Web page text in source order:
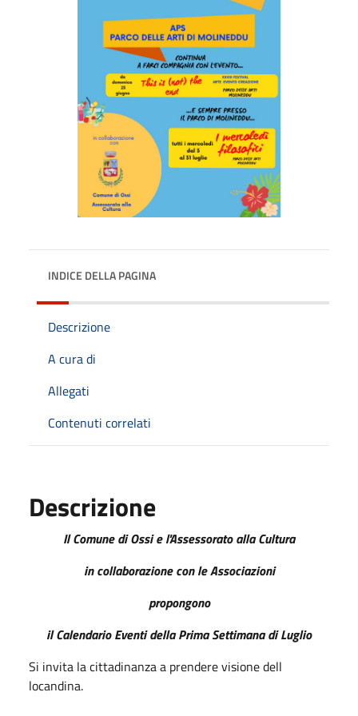
INDICE DELLA PAGINA
Descrizione
A cura di
Allegati
Contenuti correlati
Descrizione
Il Comune di Ossi e l'Assessorato alla Cultura
in collaborazione con le Associazioni
propongono
il Calendario Eventi della Prima Settimana di Luglio
Si invita la cittadinanza a prendere visione dell
locandina.